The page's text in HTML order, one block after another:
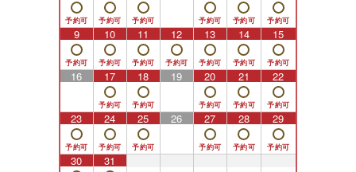
9 10 11 12 13 14 15
16 17 18 19 20 21 22
23 24 25 26 27 28 29
30 31